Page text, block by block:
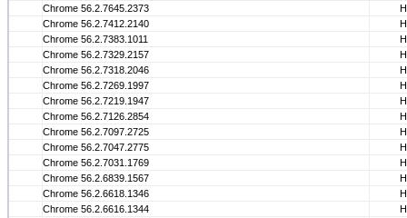
Chrome 56.2.7645.2373
Chrome 56.2.7412.2140
Chrome 56.2.7383.1011
Chrome 56.2.7329.2157
Chrome 56.2.7318.2046
Chrome 56.2.7269.1997
Chrome 56.2.7219.1947
Chrome 56.2.7126.2854
Chrome 56.2.7097.2725
Chrome 56.2.7047.2775
Chrome 56.2.7031.1769
Chrome 56.2.6839.1567
Chrome 56.2.6618.1346
Chrome 56.2.6616.1344